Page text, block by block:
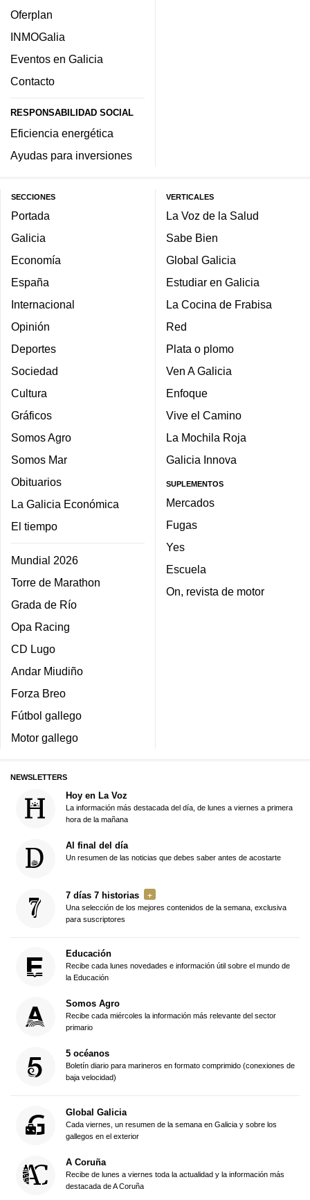
Oferplan
INMOGalia
Eventos en Galicia
Contacto
RESPONSABILIDAD SOCIAL
Eficiencia energética
Ayudas para inversiones
SECCIONES
Portada
Galicia
Economía
España
Internacional
Opinión
Deportes
Sociedad
Cultura
Gráficos
Somos Agro
Somos Mar
Obituarios
La Galicia Económica
El tiempo
Mundial 2026
Torre de Marathon
Grada de Río
Opa Racing
CD Lugo
Andar Miudiño
Forza Breo
Fútbol gallego
Motor gallego
VERTICALES
La Voz de la Salud
Sabe Bien
Global Galicia
Estudiar en Galicia
La Cocina de Frabisa
Red
Plata o plomo
Ven A Galicia
Enfoque
Vive el Camino
La Mochila Roja
Galicia Innova
SUPLEMENTOS
Mercados
Fugas
Yes
Escuela
On, revista de motor
NEWSLETTERS
Hoy en La Voz
La información más destacada del día, de lunes a viernes a primera
hora de la mañana
Al final del día
Un resumen de las noticias que debes saber antes de acostarte
7 días 7 historias
Una selección de los mejores contenidos de la semana, exclusiva
para suscriptores
Educación
Recibe cada lunes novedades e información útil sobre el mundo de
la Educación
Somos Agro
Recibe cada miércoles la información más relevante del sector
primario
5 océanos
Boletín diario para marineros en formato comprimido (conexiones de
baja velocidad)
Global Galicia
Cada viernes, un resumen de la semana en Galicia y sobre los
gallegos en el exterior
A Coruña
Recibe de lunes a viernes toda la actualidad y la información más
destacada de A Coruña